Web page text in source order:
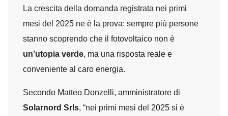
La crescita della domanda registrata nei primi
mesi del 2025 ne è la prova: sempre più persone
stanno scoprendo che il fotovoltaico non è
un’utopia verde, ma una risposta reale e
conveniente al caro energia.
Secondo Matteo Donzelli, amministratore di
Solarnord Srls, “nei primi mesi del 2025 si è